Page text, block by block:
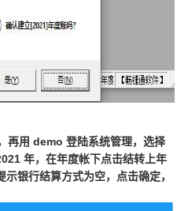
再用 demo 登陆系统管理，选择
年，在年度帐下点击结转上年
银行结算方式为空，点击确定，